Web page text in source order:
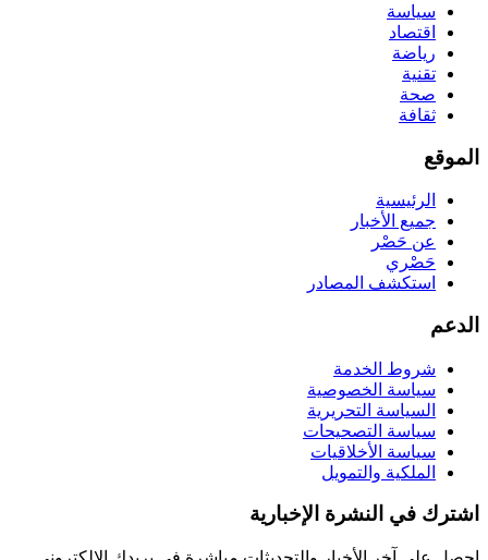
سياسة
اقتصاد
رياضة
تقنية
صحة
ثقافة
الموقع
الرئيسية
جميع الأخبار
عن حَصْر
حَصْري
استكشف المصادر
الدعم
شروط الخدمة
سياسة الخصوصية
السياسة التحريرية
سياسة التصحيحات
سياسة الأخلاقيات
الملكية والتمويل
اشترك في النشرة الإخبارية